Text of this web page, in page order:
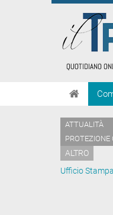
ATTUALITÀ
PROTEZIONE
ALTRO
Ufficio Stampa